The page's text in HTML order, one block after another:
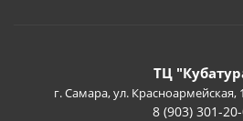
ТЦ
г. Самара, ул. Красноармейская,
8 (903) 301-